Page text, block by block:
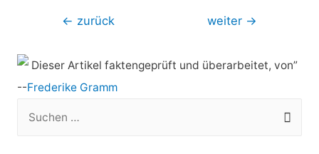
Beitragsnavigation
← zurück weiter →
Dieser Artikel faktengeprüft und überarbeitet, von”
--Frederike Gramm